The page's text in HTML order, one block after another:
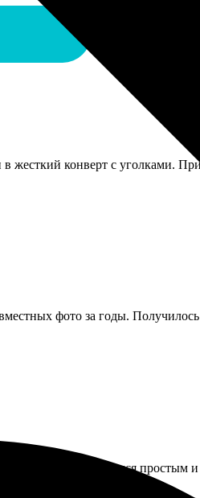
в жесткий конверт с уголками.
фото за годы.
процесс оказался простым